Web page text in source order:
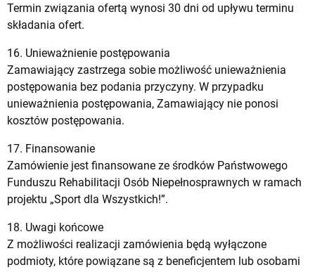
Termin związania ofertą wynosi 30 dni od upływu terminu
składania ofert.
16. Unieważnienie postępowania
Zamawiający zastrzega sobie możliwość unieważnienia
postępowania bez podania przyczyny. W przypadku
unieważnienia postępowania, Zamawiający nie ponosi
kosztów postępowania.
17. Finansowanie
Zamówienie jest finansowane ze środków Państwowego
Funduszu Rehabilitacji Osób Niepełnosprawnych w ramach
projektu „Sport dla Wszystkich!”.
18. Uwagi końcowe
Z możliwości realizacji zamówienia będą wyłączone
podmioty, które powiązane są z beneficjentem lub osobami